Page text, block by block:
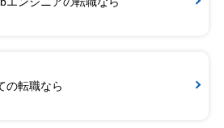
の転職なら